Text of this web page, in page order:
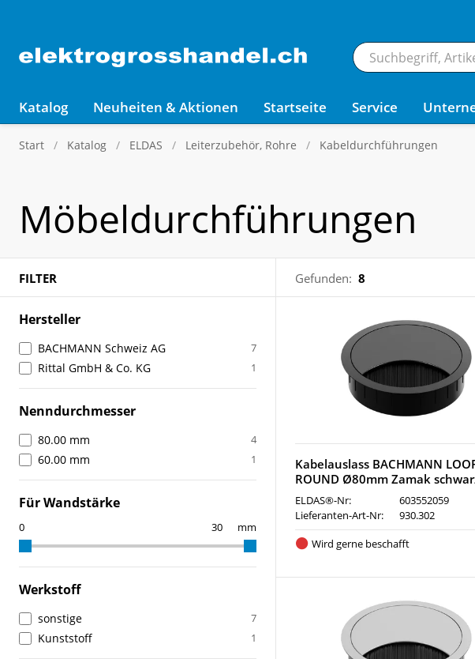
Katalog Neuheiten & Aktionen Startseite Service
Start Katalog ELDAS Leiterzubehör, Rohre Kabeldurchführungen
Möbeldurchführungen
FILTER Gefunden: 8
Hersteller
BACHMANN Schweiz AG 7
Rittal GmbH & Co. KG 1
Nenndurchmesser
80.00 mm 4
60.00 mm 1
Für Wandstärke
mm
Werkstoff
sonstige 7
Kunststoff 1
Kabelauslass BACHMANN
ROUND Ø80mm Zamak
ELDAS®-Nr:
603552059
Lieferanten-Art-Nr:
930.302
Wird gerne beschafft